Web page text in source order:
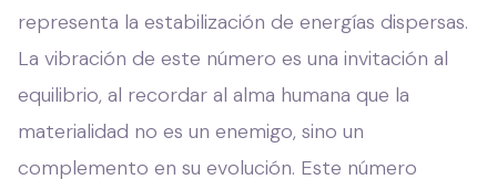
representa la estabilización de energías dispersas.
La vibración de este número es una invitación al
equilibrio, al recordar al alma humana que la
materialidad no es un enemigo, sino un
complemento en su evolución. Este número